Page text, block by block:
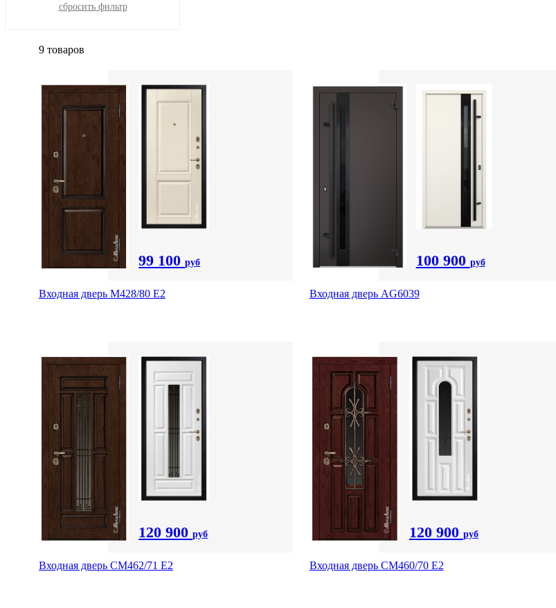
сбросить фильтр
9 товаров
99 100руб
Входная дверь М428/80 Е2
100 900 руб
Входная дверь AG6039
120 900руб
Входная дверь СМ462/71 Е2
120 900 руб
Входная дверь СМ460/70 Е2